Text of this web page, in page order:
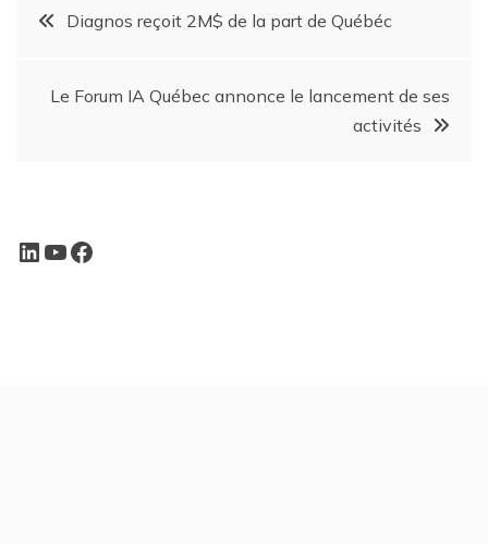
Diagnos reçoit 2M$ de la part de Québéc
Le Forum IA Québec annonce le lancement de ses
activités